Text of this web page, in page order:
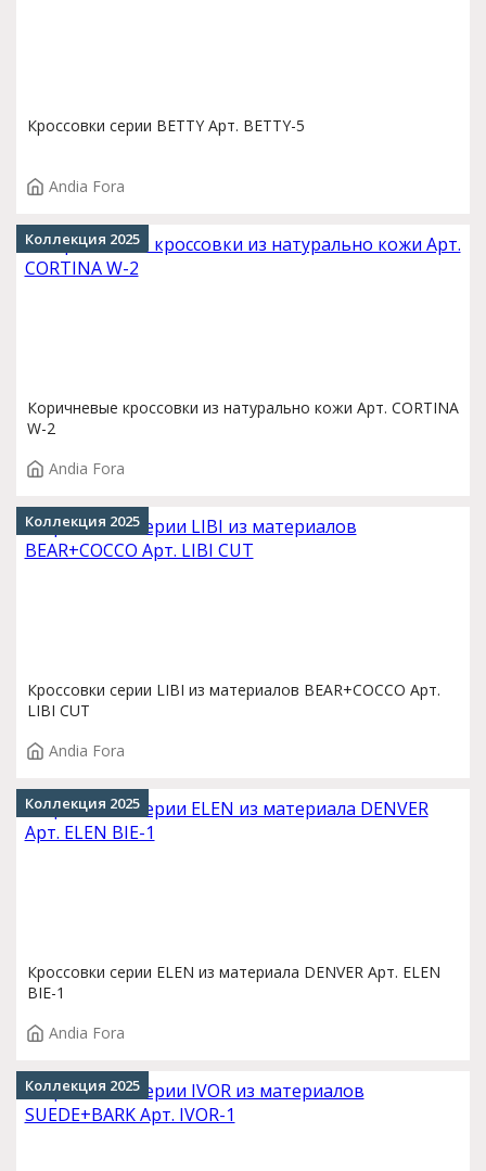
Кроссовки серии BETTY Арт. BETTY-5
Andia Fora
Коричневые кроссовки из натурально кожи Арт. CORTINA
W-2
Andia Fora
Коллекция 2025
Кроссовки серии LIBI из материалов BEAR+COCCO Арт.
LIBI CUT
Andia Fora
Коллекция 2025
Кроссовки серии ELEN из материала DENVER Арт. ELEN
BIE-1
Andia Fora
Коллекция 2025
Коллекция 2025